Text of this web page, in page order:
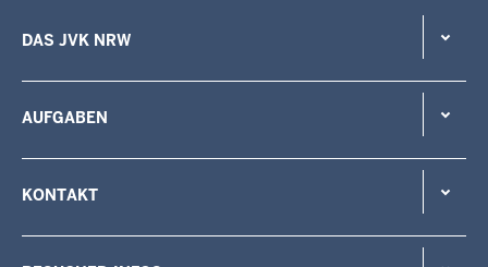
DAS JVK NRW
AUFGABEN
KONTAKT